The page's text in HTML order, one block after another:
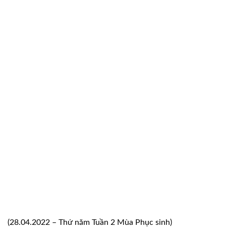
(28.04.2022 – Thứ năm Tuần 2 Mùa Phục sinh)